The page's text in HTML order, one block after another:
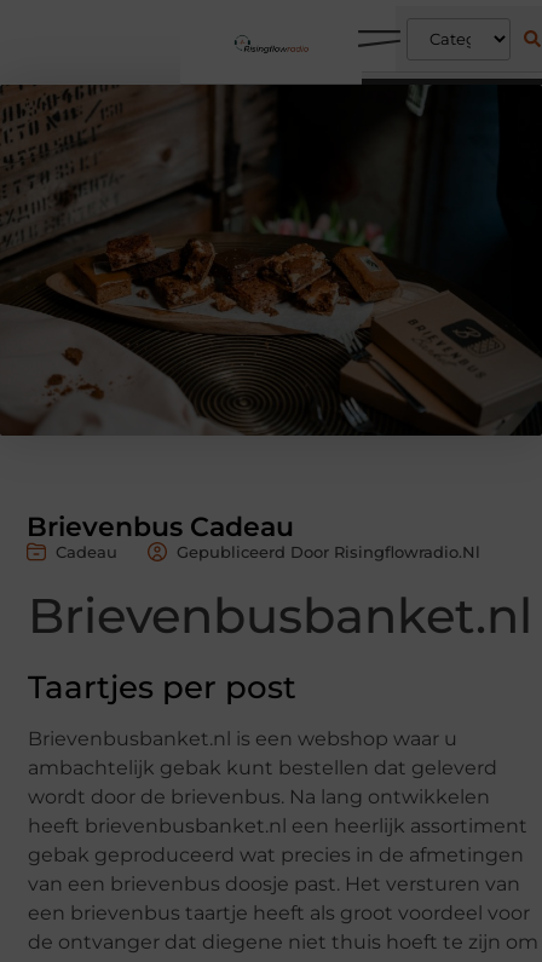
Brievenbus Cadeau
Cadeau Gepubliceerd Door Risingflowradio.nl
Taartjes per post
Brievenbusbanket.nl is een webshop waar u
ambachtelijk gebak kunt bestellen dat geleverd
wordt door de brievenbus. Na lang ontwikkelen
heeft brievenbusbanket.nl een heerlijk assortiment
gebak geproduceerd wat precies in de afmetingen
van een brievenbus doosje past. Het versturen van
een brievenbus taartje heeft als groot voordeel voor
de ontvanger dat diegene niet thuis hoeft te zijn om